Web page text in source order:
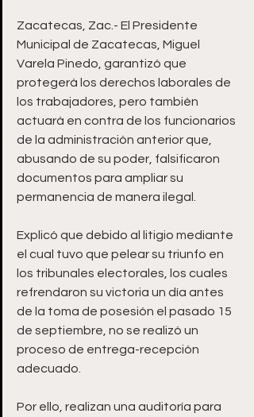
Zacatecas, Zac.- El Presidente
Municipal de Zacatecas, Miguel
Varela Pinedo, garantizó que
protegerá los derechos laborales de
los trabajadores, pero también
actuará en contra de los funcionarios
de la administración anterior que,
abusando de su poder, falsificaron
documentos para ampliar su
permanencia de manera ilegal.
Explicó que debido al litigio mediante
el cual tuvo que pelear su triunfo en
los tribunales electorales, los cuales
refrendaron su victoria un día antes
de la toma de posesión el pasado 15
de septiembre, no se realizó un
proceso de entrega-recepción
adecuado.
Por ello, realizan una auditoría para